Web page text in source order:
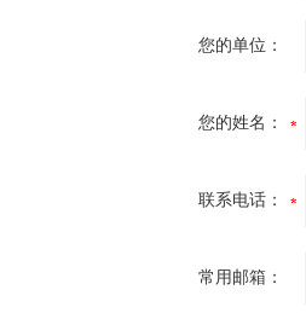
您的单位：
您的姓名：
联系电话：
常用邮箱：